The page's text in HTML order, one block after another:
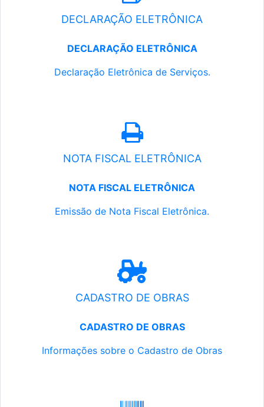
DECLARAÇÃO ELETRÔNICA
DECLARAÇÃO ELETRÔNICA
Declaração Eletrônica de Serviços.
NOTA FISCAL ELETRÔNICA
NOTA FISCAL ELETRÔNICA
Emissão de Nota Fiscal Eletrônica.
CADASTRO DE OBRAS
CADASTRO DE OBRAS
Informações sobre o Cadastro de Obras